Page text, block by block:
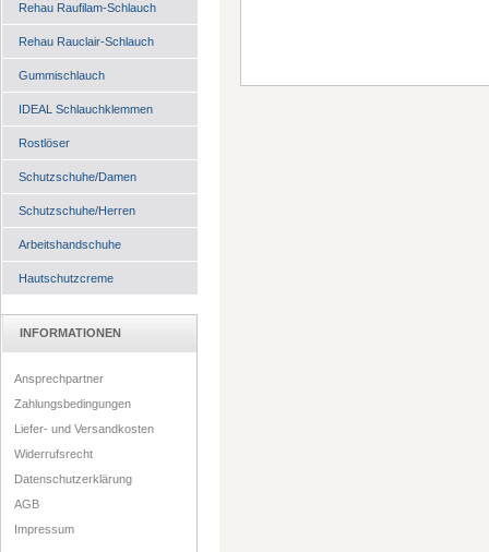
Rehau Raufilam-Schlauch
Rehau Rauclair-Schlauch
Gummischlauch
IDEAL Schlauchklemmen
Rostlöser
Schutzschuhe/Damen
Schutzschuhe/Herren
Arbeitshandschuhe
Hautschutzcreme
INFORMATIONEN
Ansprechpartner
Zahlungsbedingungen
Liefer- und Versandkosten
Widerrufsrecht
Datenschutzerklärung
AGB
Impressum